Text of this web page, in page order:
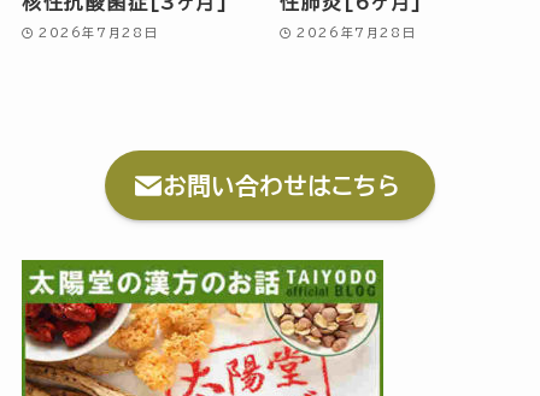
2026年7月28日 2026年7月28日
お問い合わせはこちら